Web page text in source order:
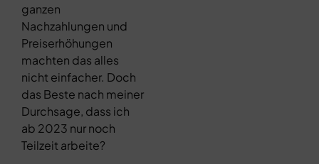
ganzen
Nachzahlungen und
Preiserhöhungen
machten das alles
nicht einfacher. Doch
das Beste nach meiner
Durchsage, dass ich
ab 2023 nur noch
Teilzeit arbeite?